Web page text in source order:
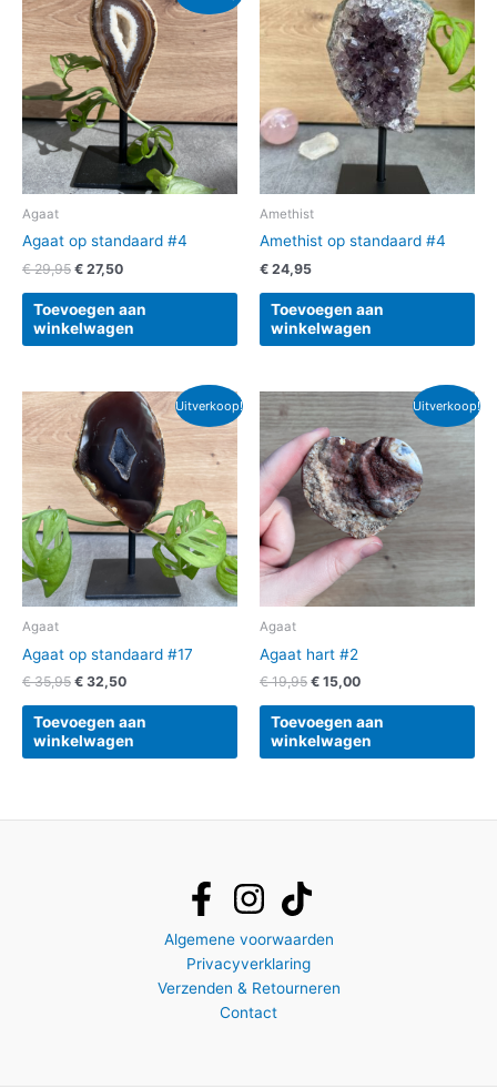
Agaat
Agaat op standaard #4
€29,95
prijs
was:
€ 29,95.
€ 27,50
prijs
is:
€ 27,50.
Toevoegen aan
winkelwagen
Amethist
Amethist op standaard #4
€ 24,95
Toevoegen aan
winkelwagen
Uitverkoop!
Agaat
Agaat op standaard #17
€35,95
Oorspronkelijke
prijs
was:
€ 35,95.
€ 32,50
Huidige
prijs
is:
€ 32,50.
Toevoegen aan
winkelwagen
Uitverkoop!
Agaat
Agaat hart #2
€19,95
Oorspronkelijke
prijs
was:
€ 19,95.
€ 15,00
Huidige
prijs
is:
€ 15,00.
Toevoegen aan
winkelwagen
Algemene voorwaarden
Privacyverklaring
Verzenden & Retourneren
Contact